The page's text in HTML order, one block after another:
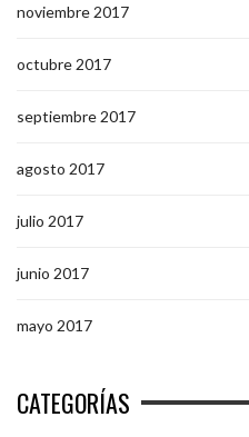
noviembre 2017
octubre 2017
septiembre 2017
agosto 2017
julio 2017
junio 2017
mayo 2017
CATEGORÍAS